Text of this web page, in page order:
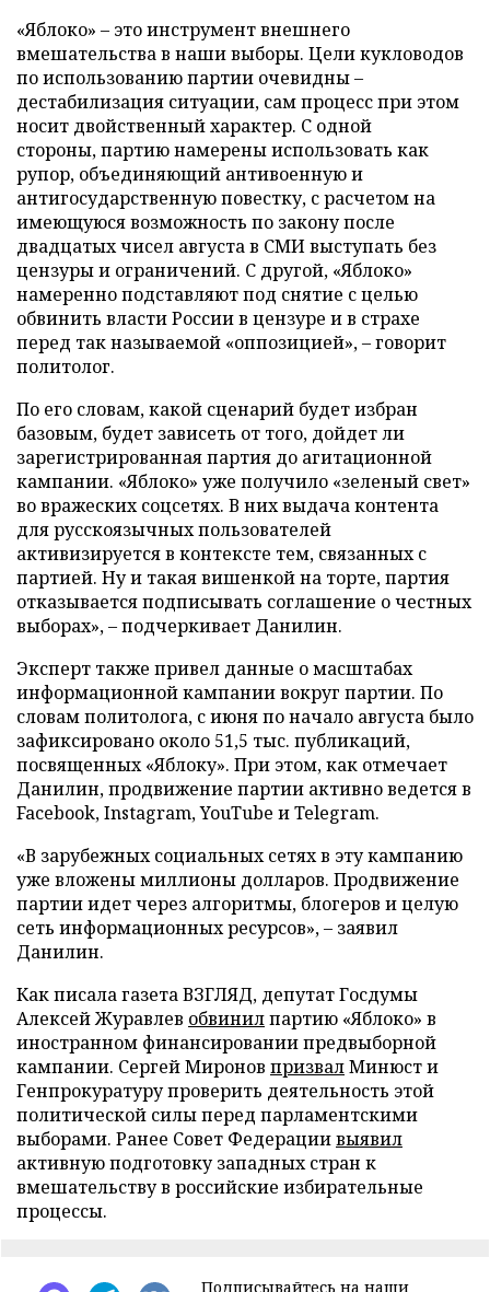
«Яблоко» – это инструмент внешнего
вмешательства в наши выборы. Цели кукловодов
по использованию партии очевидны –
дестабилизация ситуации, сам процесс при этом
носит двойственный характер. С одной
стороны, партию намерены использовать как
рупор, объединяющий антивоенную и
антигосударственную повестку, с расчетом на
имеющуюся возможность по закону после
двадцатых чисел августа в СМИ выступать без
цензуры и ограничений. С другой, «Яблоко»
намеренно подставляют под снятие с целью
обвинить власти России в цензуре и в страхе
перед так называемой «оппозицией», – говорит
политолог.
По его словам, какой сценарий будет избран
базовым, будет зависеть от того, дойдет ли
зарегистрированная партия до агитационной
кампании. «Яблоко» уже получило «зеленый свет»
во вражеских соцсетях. В них выдача контента
для русскоязычных пользователей
активизируется в контексте тем, связанных с
партией. Ну и такая вишенкой на торте, партия
отказывается подписывать соглашение о честных
выборах», – подчеркивает Данилин.
Эксперт также привел данные о масштабах
информационной кампании вокруг партии. По
словам политолога, с июня по начало августа было
зафиксировано около 51,5 тыс. публикаций,
посвященных «Яблоку». При этом, как отмечает
Данилин, продвижение партии активно ведется в
Facebook, Instagram, YouTube и Telegram.
«В зарубежных социальных сетях в эту кампанию
уже вложены миллионы долларов. Продвижение
партии идет через алгоритмы, блогеров и целую
сеть информационных ресурсов», – заявил
Данилин.
Как писала газета ВЗГЛЯД, депутат Госдумы
Алексей Журавлев обвинилпартию «Яблоко» в
иностранном финансировании предвыборной
кампании. Сергей Миронов призвалМинюст и
Генпрокуратуру проверить деятельность этой
политической силы перед парламентскими
выборами. Ранее Совет Федерациивыявил
активную подготовку западных стран к
вмешательству в российские избирательные
процессы.
Подписывайтесь на наши